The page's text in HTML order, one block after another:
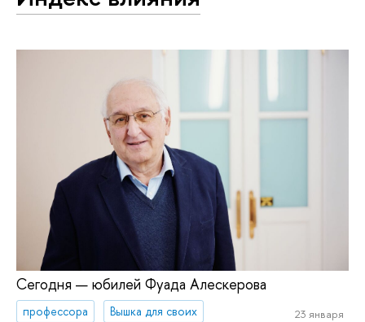
Сегодня — юбилей Фуада Алескерова
профессора Вышка для своих 23 января